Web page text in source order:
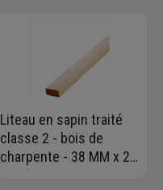
Liteau en sapin traité
classe 2 - bois de
charpente - 38 MM x 27